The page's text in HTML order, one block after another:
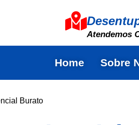
Atendemos
Home Sobre
Burato